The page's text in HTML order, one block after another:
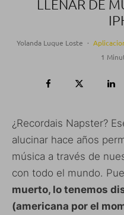
LLENAR DE
Yolanda Luque Loste ·
1
¿Recordais Napster?
alucinar hace años
música a través de
con todo el mundo.
muerto, lo tenemos
(americana por el